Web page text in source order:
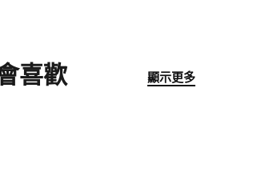
喜歡 顯示更多